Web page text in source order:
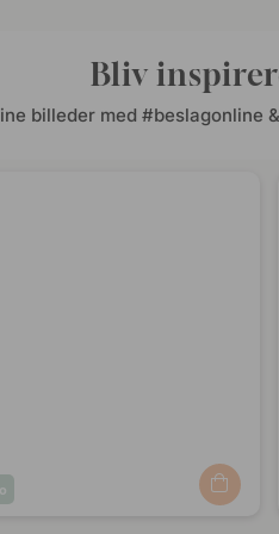
Bliv
billeder med #beslagonline